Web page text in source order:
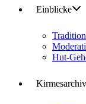
Einblicke
Hut-
Kirmesarchiv